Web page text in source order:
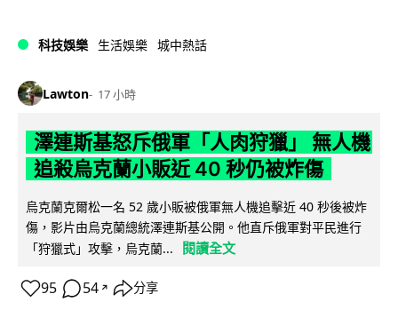
科技娛樂 生活娛樂 城中熱話
Lawton 17 小時
澤連斯基怒斥俄軍「人肉狩獵」 無人機
追殺烏克蘭小販近 40 秒仍被炸傷
烏克蘭克爾松一名 52 歲小販被俄軍無人機追擊近 40 秒後被炸
傷，影片由烏克蘭總統澤連斯基公開。他直斥俄軍對平民進行
「狩獵式」攻擊，烏克蘭...
閱讀全文
95 54 ↗ 分享